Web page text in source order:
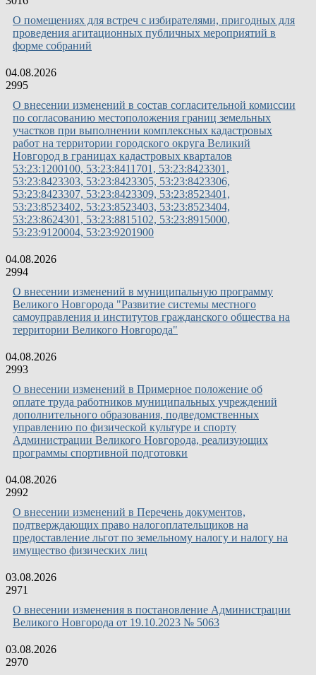
О помещениях для встреч с избирателями, пригодных для
проведения агитационных публичных мероприятий в
форме собраний
04.08.2026
2995
О внесении изменений в состав согласительной комиссии
по согласованию местоположения границ земельных
участков при выполнении комплексных кадастровых
работ на территории городского округа Великий
Новгород в границах кадастровых кварталов
53:23:1200100, 53:23:8411701, 53:23:8423301,
53:23:8423303, 53:23:8423305, 53:23:8423306,
53:23:8423307, 53:23:8423309, 53:23:8523401,
53:23:8523402, 53:23:8523403, 53:23:8523404,
53:23:8624301, 53:23:8815102, 53:23:8915000,
53:23:9120004, 53:23:9201900
04.08.2026
2994
О внесении изменений в муниципальную программу
Великого Новгорода "Развитие системы местного
самоуправления и институтов гражданского общества на
территории Великого Новгорода"
04.08.2026
2993
О внесении изменений в Примерное положение об
оплате труда работников муниципальных учреждений
дополнительного образования, подведомственных
управлению по физической культуре и спорту
Администрации Великого Новгорода, реализующих
программы спортивной подготовки
04.08.2026
2992
О внесении изменений в Перечень документов,
подтверждающих право налогоплательщиков на
предоставление льгот по земельному налогу и налогу на
имущество физических лиц
03.08.2026
2971
О внесении изменения в постановление Администрации
Великого Новгорода от 19.10.2023 № 5063
03.08.2026
2970